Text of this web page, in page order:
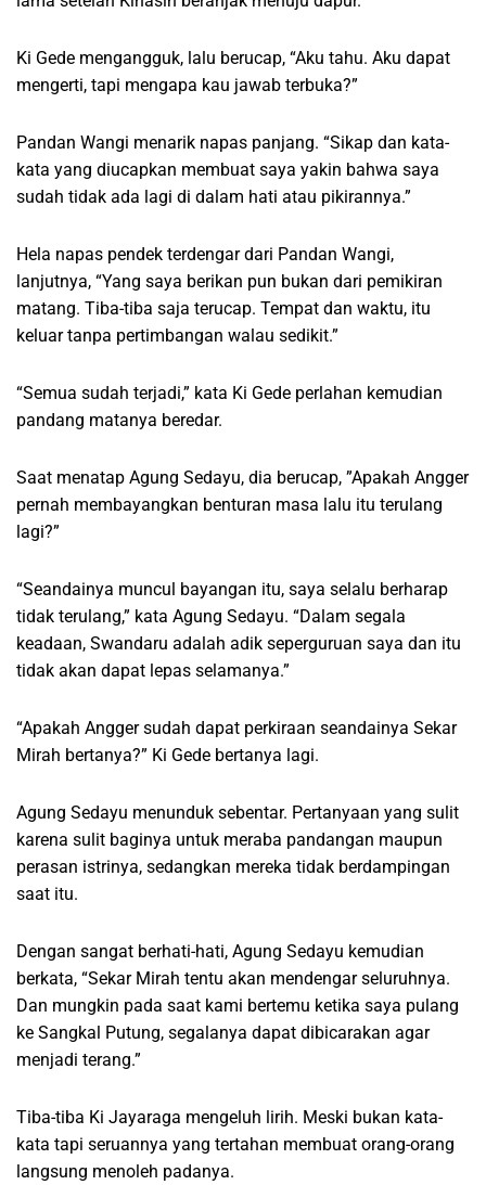
Ki Gede mengangguk, lalu berucap, “Aku tahu. Aku dapat
mengerti, tapi mengapa kau jawab terbuka?”
Pandan Wangi menarik napas panjang. “Sikap dan kata-
kata yang diucapkan membuat saya yakin bahwa saya
sudah tidak ada lagi di dalam hati atau pikirannya.”
Hela napas pendek terdengar dari Pandan Wangi,
lanjutnya, “Yang saya berikan pun bukan dari pemikiran
matang. Tiba-tiba saja terucap. Tempat dan waktu, itu
keluar tanpa pertimbangan walau sedikit.”
“Semua sudah terjadi,” kata Ki Gede perlahan kemudian
pandang matanya beredar.
Saat menatap Agung Sedayu, dia berucap, ”Apakah Angger
pernah membayangkan benturan masa lalu itu terulang
lagi?”
“Seandainya muncul bayangan itu, saya selalu berharap
tidak terulang,” kata Agung Sedayu. “Dalam segala
keadaan, Swandaru adalah adik seperguruan saya dan itu
tidak akan dapat lepas selamanya.”
“Apakah Angger sudah dapat perkiraan seandainya Sekar
Mirah bertanya?” Ki Gede bertanya lagi.
Agung Sedayu menunduk sebentar. Pertanyaan yang sulit
karena sulit baginya untuk meraba pandangan maupun
perasan istrinya, sedangkan mereka tidak berdampingan
saat itu.
Dengan sangat berhati-hati, Agung Sedayu kemudian
berkata, “Sekar Mirah tentu akan mendengar seluruhnya.
Dan mungkin pada saat kami bertemu ketika saya pulang
ke Sangkal Putung, segalanya dapat dibicarakan agar
menjadi terang.”
Tiba-tiba Ki Jayaraga mengeluh lirih. Meski bukan kata-
kata tapi seruannya yang tertahan membuat orang-orang
langsung menoleh padanya.